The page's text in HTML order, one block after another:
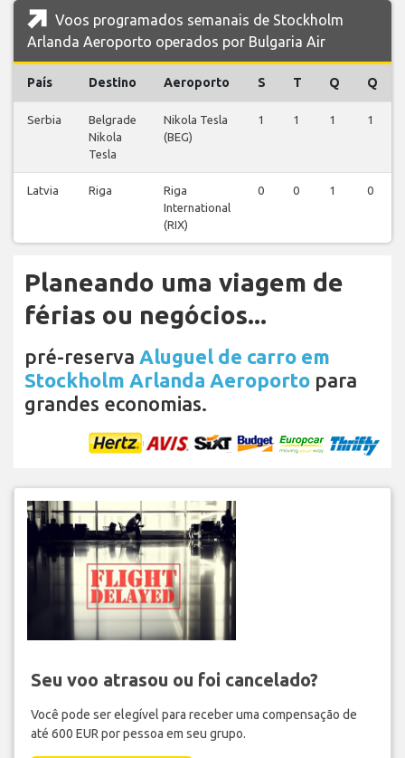
Voos programados semanais de Stockholm
Arlanda Aeroporto operados por Bulgaria Air
País Destino Aeroporto S T Q Q
Serbia
Belgrade
Nikola
Tesla
Nikola Tesla
(BEG)
1 1 1 1
Latvia Riga
Riga
International
(RIX)
0 0 1 0
Planeando uma viagem de
férias ou negócios...
pré-reserva Aluguel de carro em
Stockholm Arlanda Aeroporto para
grandes economias.
Seu voo atrasou ou foi cancelado?
Você pode ser elegível para receber uma compensação de
até 600 EUR por pessoa em seu grupo.